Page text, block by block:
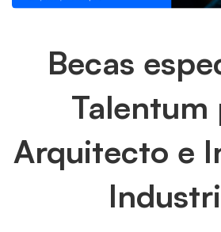
Becas
específicas
Talentum
para
Arquitecto
Becas
Talentum
Arquitecto e